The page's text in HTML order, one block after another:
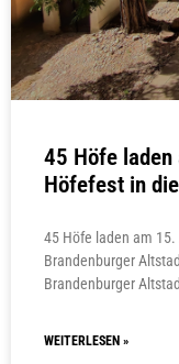
45 Höfe
Höfefest in
45 Höfe laden am
Brandenburger
Brandenburger
WEITERLESEN »